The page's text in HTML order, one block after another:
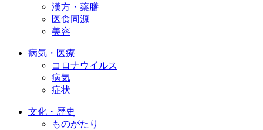
漢方・薬膳
医食同源
美容
病気・医療
コロナウイルス
病気
症状
文化・歴史
ものがたり